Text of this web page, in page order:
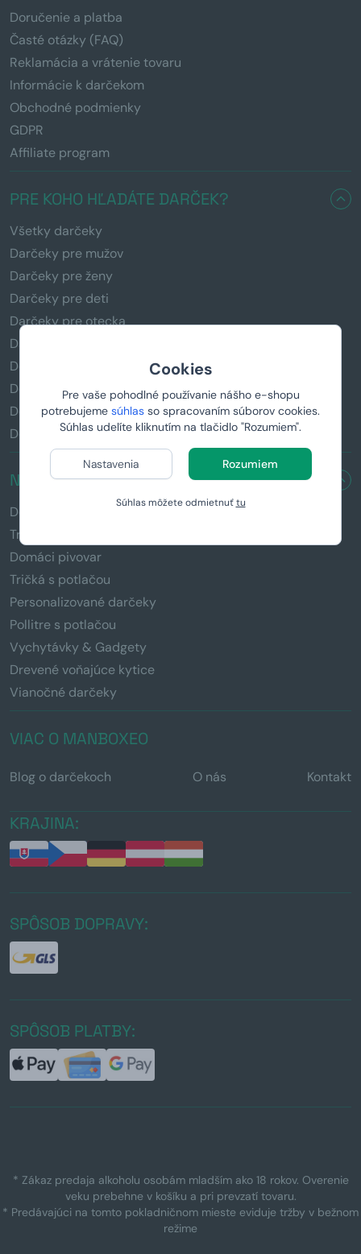
Cookies
Pre vaše pohodlné používanie nášho e-shopu
potrebujeme súhlas so spracovaním súborov cookies.
Súhlas udelíte kliknutím na tlačidlo "Rozumiem".
Nastavenia Rozumiem
Súhlas môžete odmietnuťtu
Doručenie a platba
Časté otázky (FAQ)
Reklamácia a vrátenie tovaru
Informácie k darčekom
Obchodné podmienky
GDPR
Affiliate program
PRE KOHO HĽADÁTE DARČEK?
Všetky darčeky
Darčeky pre mužov
Darčeky pre ženy
Darčeky pre deti
Darčeky pre otecka
Darčeky pre mamičku
Debna pre pivára
Debna pre rybára
Debna pre milovníka kávy
Debna pre fitnesáka
NAŠE PRODUKTY
Debny s páčidlom
Truhlice so zámočkom
Domáci pivovar
Tričká s potlačou
Personalizované darčeky
Pollitre s potlačou
Vychytávky & Gadgety
Drevené voňajúce kytice
Vianočné darčeky
VIAC O MANBOXEO
Blog o darčekoch O nás Kontakt
KRAJINA:
SPÔSOB DOPRAVY:
SPÔSOB PLATBY:
* Zákaz predaja alkoholu osobám mladším ako 18 rokov. Overenie
veku prebehne v košíku a pri prevzatí tovaru.
* Predávajúci na tomto pokladničnom mieste eviduje tržby v bežnom
režime